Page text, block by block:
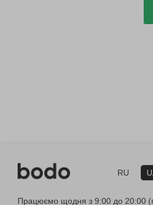
RU
Працюємо щодня з 9:00 до 20:00